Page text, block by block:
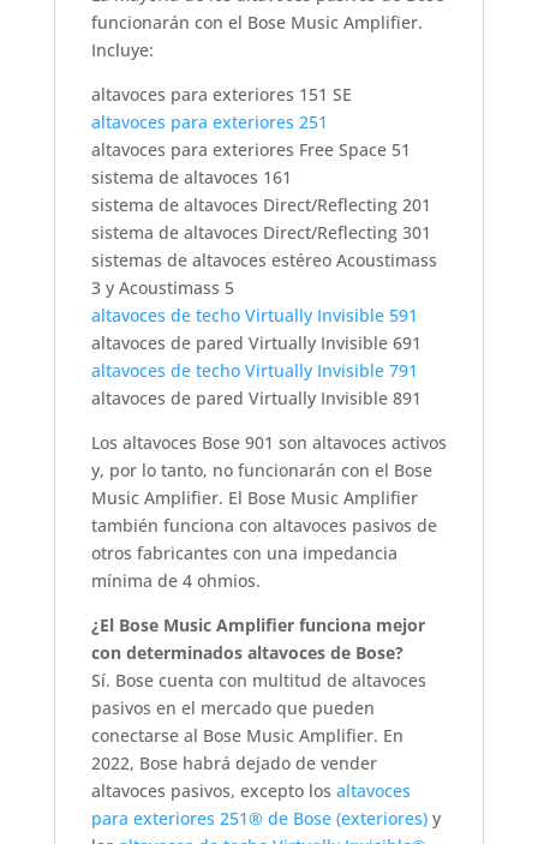
funcionarán con el Bose Music Amplifier.
Incluye:
altavoces para exteriores 151 SE
altavoces para exteriores 251
altavoces para exteriores Free Space 51
sistema de altavoces 161
sistema de altavoces Direct/Reflecting 201
sistema de altavoces Direct/Reflecting 301
sistemas de altavoces estéreo Acoustimass
3 y Acoustimass 5
altavoces de techo Virtually Invisible 591
altavoces de pared Virtually Invisible 691
altavoces de techo Virtually Invisible 791
altavoces de pared Virtually Invisible 891
Los altavoces Bose 901 son altavoces activos
y, por lo tanto, no funcionarán con el Bose
Music Amplifier. El Bose Music Amplifier
también funciona con altavoces pasivos de
otros fabricantes con una impedancia
mínima de 4 ohmios.
¿El Bose Music Amplifier funciona mejor
con determinados altavoces de Bose?
Sí. Bose cuenta con multitud de altavoces
pasivos en el mercado que pueden
conectarse al Bose Music Amplifier. En
2022, Bose habrá dejado de vender
altavoces pasivos, excepto los altavoces
para exteriores 251® de Bose (exteriores)y